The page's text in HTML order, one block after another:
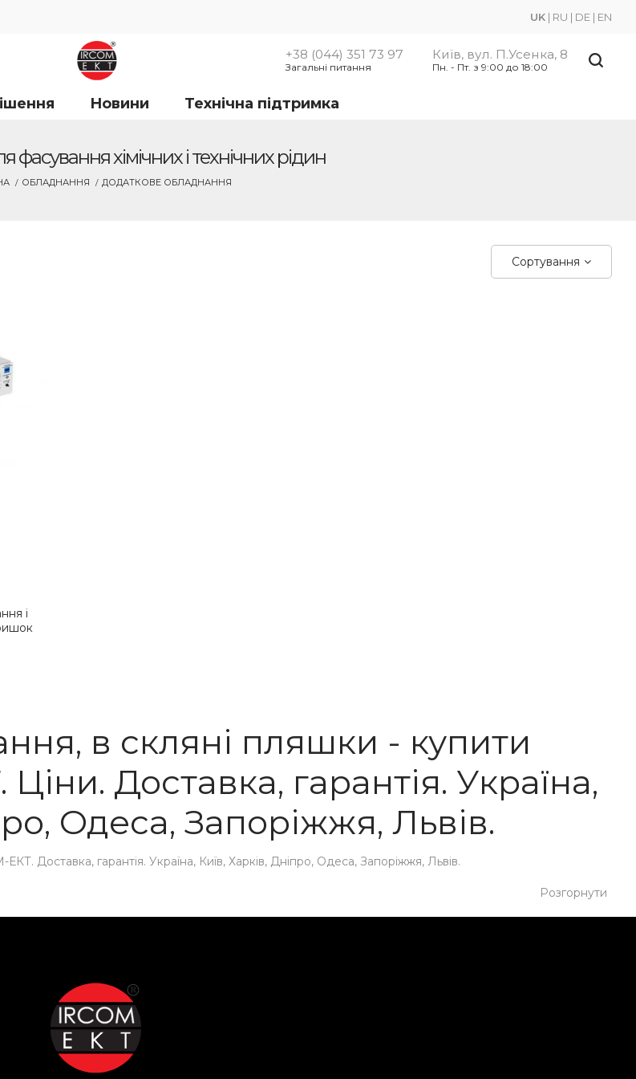
UK | RU | DE | EN
+38 (044) 351 73 97
Загальні питання
Київ, вул. П.Усенка, 8
Пн. - Пт. з 9:00 до 18:00
Новини Технічна підтримка
хімічних і технічних рідин
ОБЛАДНАННЯ ДОДАТКОВЕ ОБЛАДНАННЯ
Сортування
і
в скляні пляшки - купити
Доставка, гарантія. Україна,
Одеса, Запоріжжя, Львів.
Доставка, гарантія. Україна, Київ, Харків, Дніпро, Одеса, Запоріжжя, Львів.
Розгорнути